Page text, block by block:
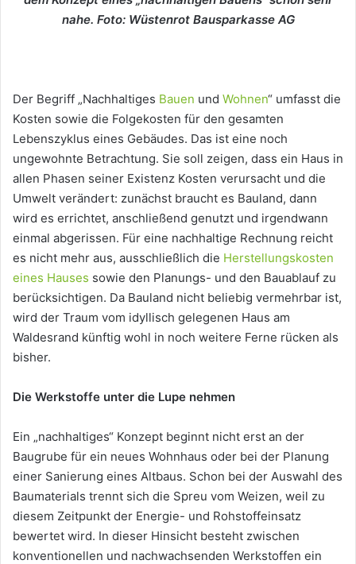
nahe. Foto: Wüstenrot Bausparkasse AG
Der Begriff „Nachhaltiges Bauen und Wohnen“ umfasst die
Kosten sowie die Folgekosten für den gesamten
Lebenszyklus eines Gebäudes. Das ist eine noch
ungewohnte Betrachtung. Sie soll zeigen, dass ein Haus in
allen Phasen seiner Existenz Kosten verursacht und die
Umwelt verändert: zunächst braucht es Bauland, dann
wird es errichtet, anschließend genutzt und irgendwann
einmal abgerissen. Für eine nachhaltige Rechnung reicht
es nicht mehr aus, ausschließlich die Herstellungskosten
eines Hauses sowie den Planungs- und den Bauablauf zu
berücksichtigen. Da Bauland nicht beliebig vermehrbar ist,
wird der Traum vom idyllisch gelegenen Haus am
Waldesrand künftig wohl in noch weitere Ferne rücken als
bisher.
Die Werkstoffe unter die Lupe nehmen
Ein „nachhaltiges“ Konzept beginnt nicht erst an der
Baugrube für ein neues Wohnhaus oder bei der Planung
einer Sanierung eines Altbaus. Schon bei der Auswahl des
Baumaterials trennt sich die Spreu vom Weizen, weil zu
diesem Zeitpunkt der Energie- und Rohstoffeinsatz
bewertet wird. In dieser Hinsicht besteht zwischen
konventionellen und nachwachsenden Werkstoffen ein